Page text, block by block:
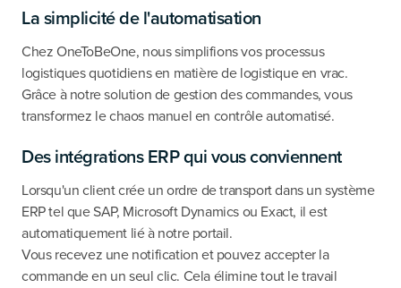
La simplicité de l'automatisation
Chez OneToBeOne, nous simplifions vos processus
logistiques quotidiens en matière de logistique en vrac.
Grâce à notre solution de gestion des commandes, vous
transformez le chaos manuel en contrôle automatisé.
Des intégrations ERP qui vous conviennent
Lorsqu'un client crée un ordre de transport dans un système
ERP tel que SAP, Microsoft Dynamics ou Exact, il est
automatiquement lié à notre portail.
Vous recevez une notification et pouvez accepter la
commande en un seul clic. Cela élimine tout le travail